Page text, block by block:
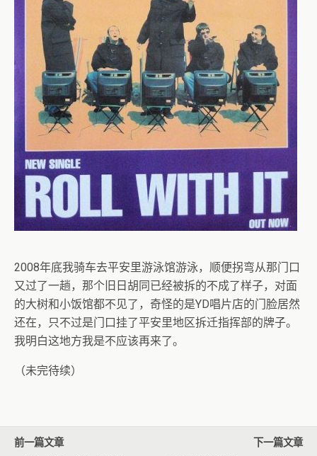
2008年底我骑车去平安里游泳馆游泳，顺便拐弯从那门口
又过了一趟，那个旧日胡同已经被拆的不成了样子，对面
的大树和小饭馆都不见了，奇怪的是YD唱片店的门脸居然
还在，只不过是门口挂了平安里地区拆迁指挥部的牌子。
我明白这地方我是不应该再来了。
（未完待续）
前一篇文章
下一篇文章